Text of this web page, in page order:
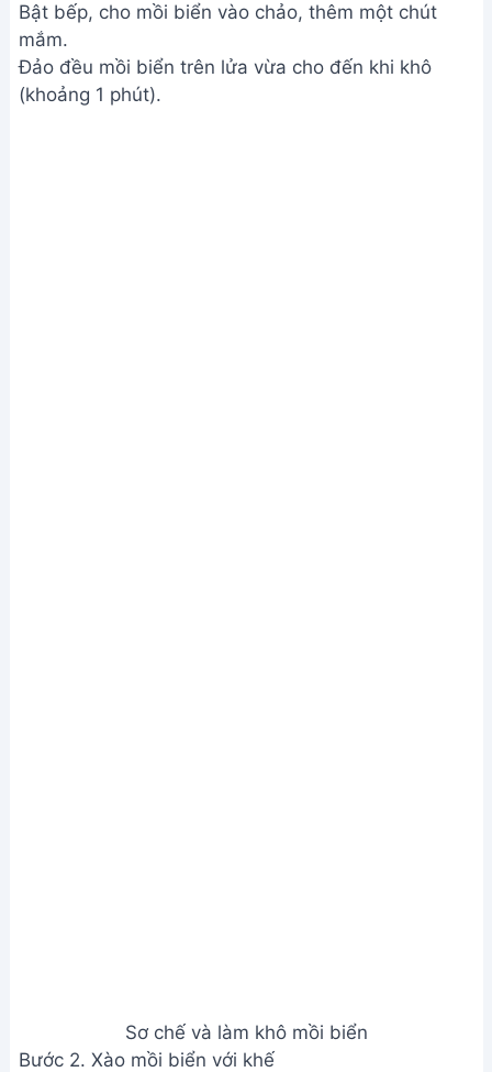
Bật bếp, cho mồi biển vào chảo, thêm một chút
mắm.
Đảo đều mồi biển trên lửa vừa cho đến khi khô
(khoảng 1 phút).